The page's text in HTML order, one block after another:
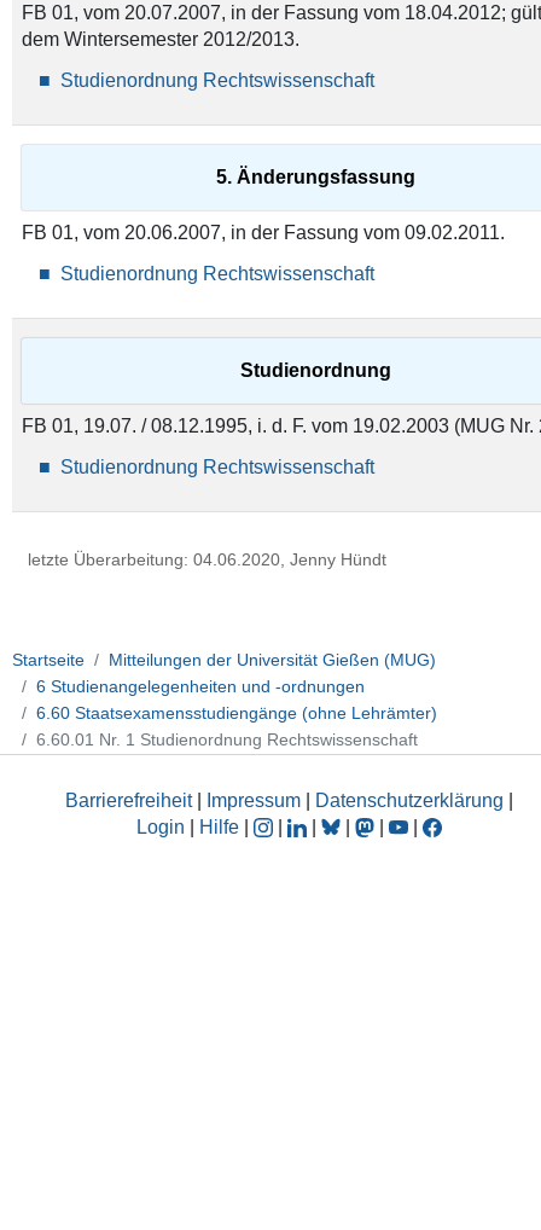
FB 01, vom 20.07.2007, in der Fassung vom 18.04.2012;
dem Wintersemester 2012/2013.
Studienordnung Rechtswissenschaft
5. Änderungsfassung
FB 01, vom 20.06.2007, in der Fassung vom 09.02.2011.
Studienordnung Rechtswissenschaft
Studienordnung
FB 01, 19.07. / 08.12.1995, i. d. F. vom 19.02.2003 (MUG Nr.
Studienordnung Rechtswissenschaft
letzte Überarbeitung: 04.06.2020, Jenny Hündt
Startseite
Mitteilungen der Universität Gießen (MUG)
6 Studienangelegenheiten und -ordnungen
6.60 Staatsexamensstudiengänge (ohne Lehrämter)
6.60.01 Nr. 1 Studienordnung Rechtswissenschaft
Barrierefreiheit| Impressum Datenschutzerklärung
Login
Hilfe